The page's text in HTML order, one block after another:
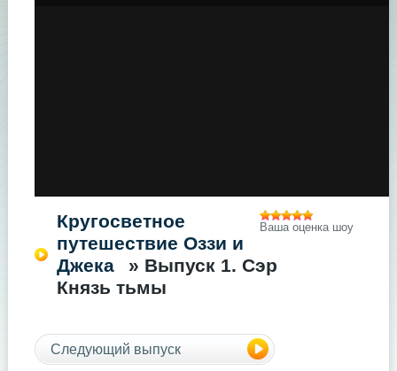
Кругосветное
путешествие Оззи и
Джека
» Выпуск 1. Сэр
Князь тьмы
Ваша оценка шоу
Следующий выпуск